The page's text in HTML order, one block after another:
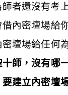
者還沒有考
內密壇場給
壇場給任何
師，沒有哪
建立內密壇